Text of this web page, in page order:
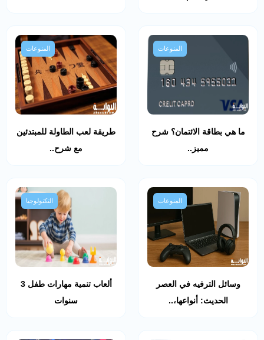
المنوعات
ما هي بطاقة الائتمان؟ شرح
مميز..
المنوعات
طريقة لعب الطاولة للمبتدئين
مع شرح..
المنوعات
وسائل الترفيه في العصر
الحديث: أنواعها،..
التكنولوجيا
ألعاب تنمية مهارات طفل 3
سنوات